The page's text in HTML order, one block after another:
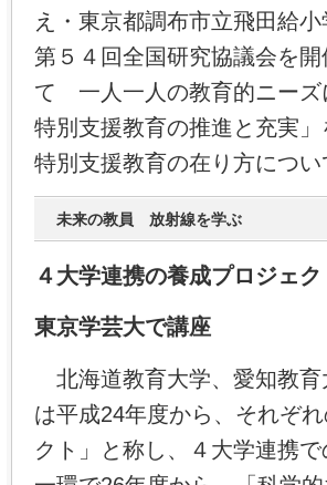
え・東京都調布市立飛田給
第５４回全国研究協議会を
て 一人一人の教育的ニー
特別支援教育の推進と充実
特別支援教育の在り方につい
未来の教員 放射線を学ぶ
４大学連携の養成プロジェク
東京学芸大で講座
北海道教育大学、愛知教育
は平成24年度から、それぞ
クト」と称し、４大学連携